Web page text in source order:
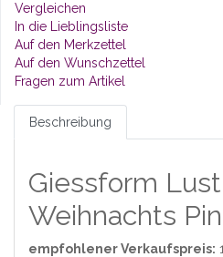
Vergleichen
In die Lieblingsliste
Auf den Merkzettel
Auf den Wunschzettel
Fragen zum Artikel
Beschreibung
Giessform
Weihnachts
empfohlener Verkaufspreis: